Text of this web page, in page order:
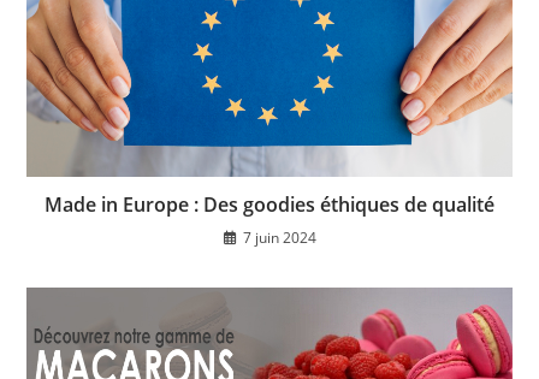
Made in Europe : Des goodies éthiques de qualité
7 juin 2024